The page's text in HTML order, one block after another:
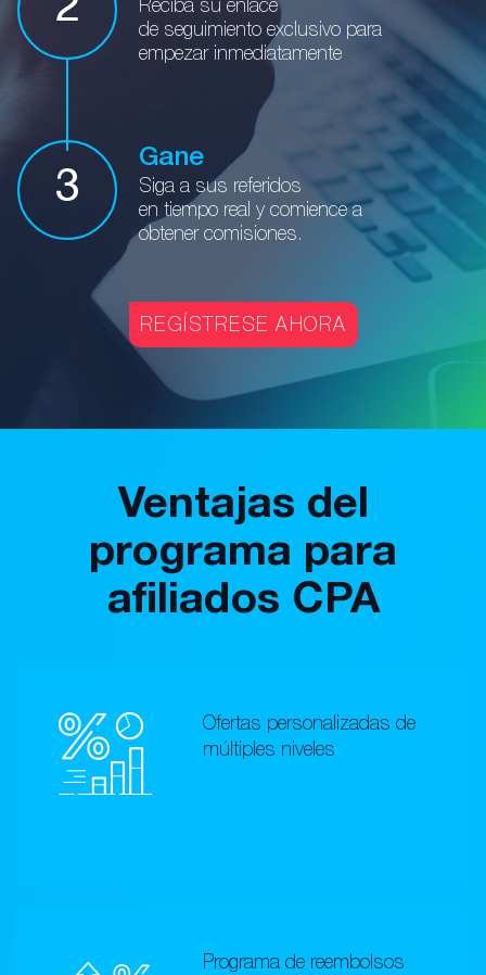
2
Reciba su enlace
de seguimiento exclusivo para
empezar inmediatamente
3
Gane
Siga a sus referidos
en tiempo real y comience a
obtener comisiones.
REGÍSTRESE AHORA
Ventajas del
programa para
afiliados CPA
Ofertas personalizadas de
múltiples niveles
Programa de reembolsos